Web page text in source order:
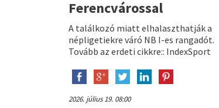
Ferencvárossal
A találkozó miatt elhalaszthatják a
népligetiekre váró NB I-es rangadót.
Tovább az erdeti cikkre:: IndexSport
2026. július 19. 08:00